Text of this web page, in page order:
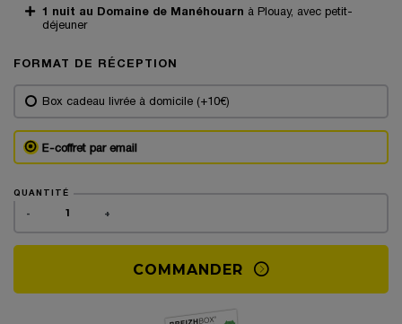
1 nuit au Domaine de Manéhouarn à Plouay, avec petit-
déjeuner
FORMAT DE RÉCEPTION
Box cadeau livrée à domicile (+10€)
E-coffret par email
QUANTITÉ
- +
COMMANDER